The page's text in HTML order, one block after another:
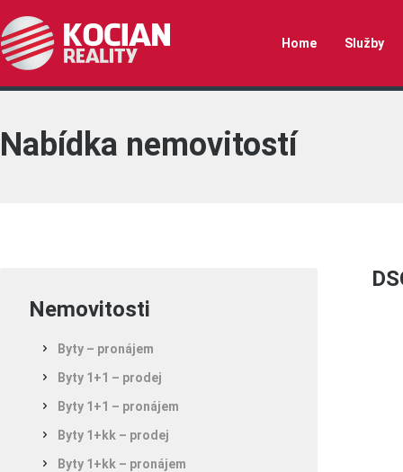
Home Služby
Nabídka nemovitostí
Nemovitosti
Byty – pronájem
Byty 1+1 – prodej
Byty 1+1 – pronájem
Byty 1+kk – prodej
Byty 1+kk – pronájem